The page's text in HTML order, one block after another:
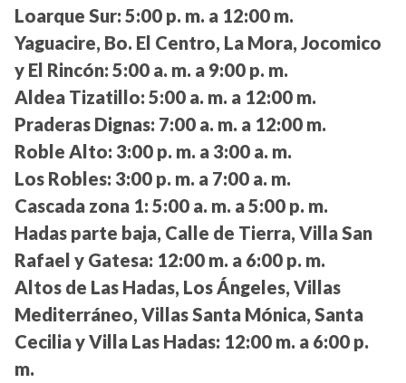
Loarque Sur: 5:00 p. m. a 12:00 m.
Yaguacire, Bo. El Centro, La Mora, Jocomico
y El Rincón: 5:00 a. m. a 9:00 p. m.
Aldea Tizatillo: 5:00 a. m. a 12:00 m.
Praderas Dignas: 7:00 a. m. a 12:00 m.
Roble Alto: 3:00 p. m. a 3:00 a. m.
Los Robles: 3:00 p. m. a 7:00 a. m.
Cascada zona 1: 5:00 a. m. a 5:00 p. m.
Hadas parte baja, Calle de Tierra, Villa San
Rafael y Gatesa: 12:00 m. a 6:00 p. m.
Altos de Las Hadas, Los Ángeles, Villas
Mediterráneo, Villas Santa Mónica, Santa
Cecilia y Villa Las Hadas: 12:00 m. a 6:00 p.
m.